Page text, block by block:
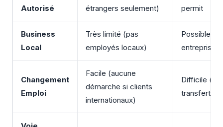
Autorisé
étrangers seulement)
permit
Business
Local
Très limité (pas
employés locaux)
Possible
entreprise
Changement
Emploi
Facile (aucune
démarche si clients
internationaux)
Difficile
transfert/